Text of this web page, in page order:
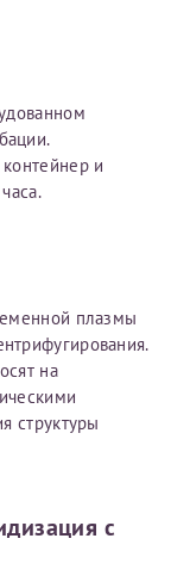
и
плазмы
на
структуры
с
с 2024 г.)